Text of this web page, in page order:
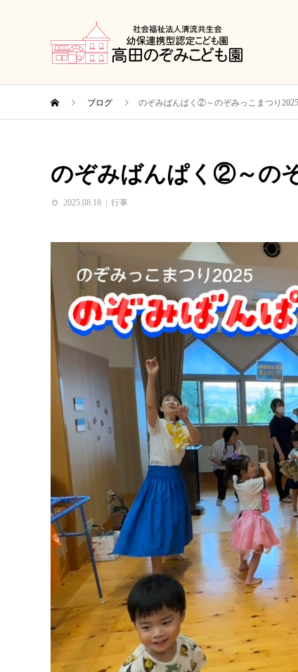
ブログ のぞみばんぱく②～のぞみっこまつり
のぞみばんぱく②～の
2025.08.18 行事